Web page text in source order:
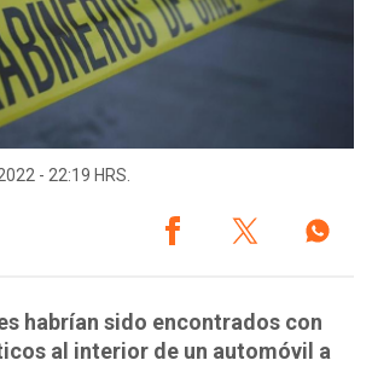
- 22:19 HRS.
habrían sido encontrados con
al interior de un automóvil a